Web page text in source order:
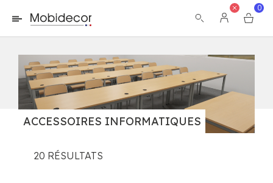
La boutique ne fonctionnera pas correctement dans le cas où
les cookies sont désactivés.
0
ACCESSOIRES INFORMATIQUES
20 RÉSULTATS